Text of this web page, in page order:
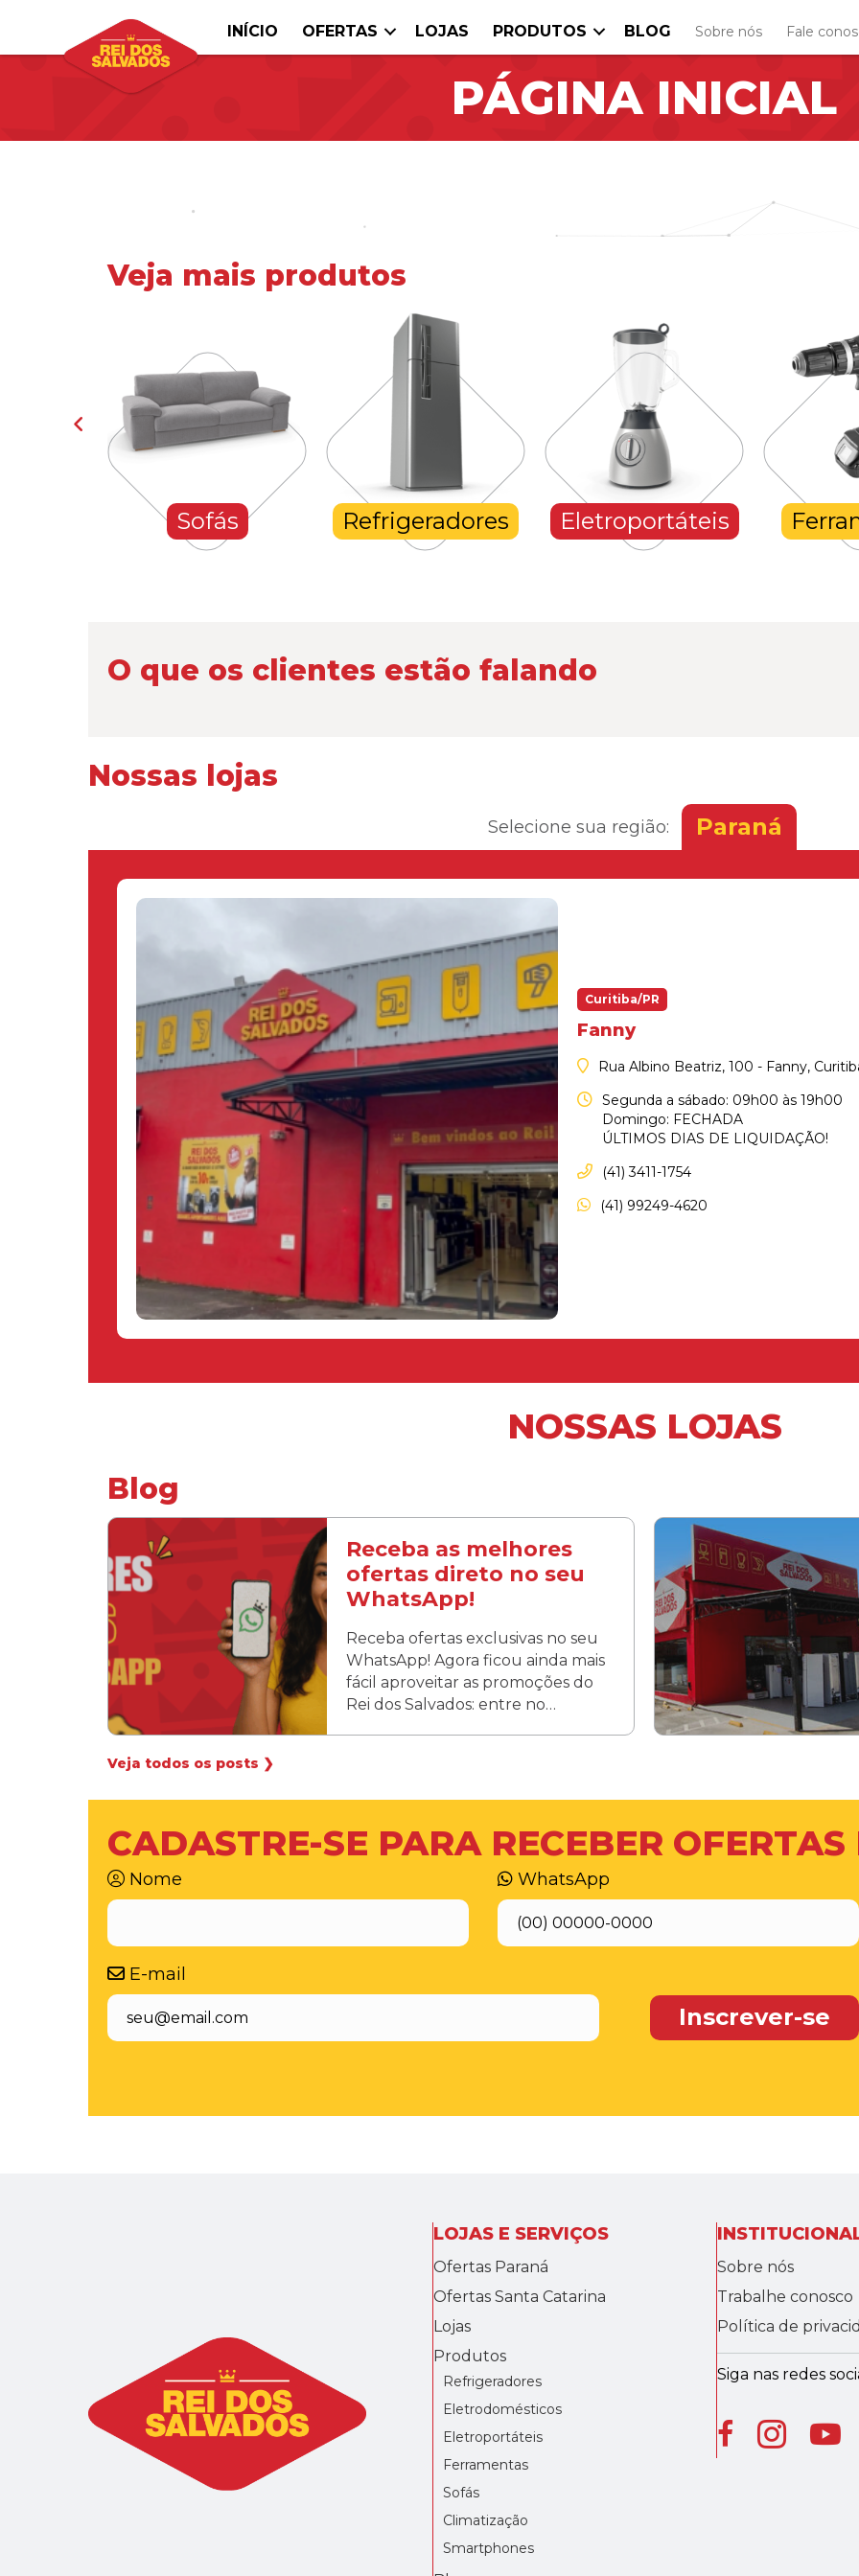
INÍCIO OFERTAS LOJAS PRODUTOS BLOG Sobre nós Fale
PÁGINA INICIAL
Veja mais produtos
Sofás Refrigeradores Eletroportáteis
O que os clientes estão falando
Nossas lojas
Selecione sua região: Paraná
Curitiba/PR
Fanny
Rua Albino Beatriz, 100 - Fanny,
Segunda a sábado: 09h00 às 19h00
Domingo: FECHADA
ÚLTIMOS DIAS DE LIQUIDAÇÃO!
(41) 3411-1754
(41) 99249-4620
NOSSAS LOJAS
Blog
Receba as melhores
ofertas direto no seu
WhatsApp!
Receba ofertas exclusivas no seu
WhatsApp! Agora ficou ainda mais
fácil aproveitar as promoções do
Rei dos Salvados: entre no…
Veja todos os posts ❯
CADASTRE-SE PARA RECEBER
Nome WhatsApp
E-mail
LOJAS E SERVIÇOS
Ofertas Paraná
Ofertas Santa Catarina
Lojas
Produtos
Refrigeradores
Eletrodomésticos
Eletroportáteis
Ferramentas
Sofás
Climatização
Smartphones
Sobre nós
Trabalhe conosco
Política de
Siga nas redes